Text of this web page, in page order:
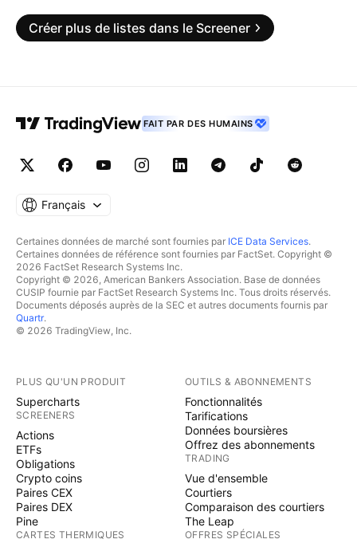
Créer plus de listes dans le Screener
FAIT PAR DES HUMAINS
Français
Certaines données de marché sont fournies par ICE Data Services.
Certaines données de référence sont fournies par FactSet. Copyright ©
2026 FactSet Research Systems Inc.
Copyright © 2026, American Bankers Association. Base de données
CUSIP fournie par FactSet Research Systems Inc. Tous droits réservés.
Documents déposés auprès de la SEC et autres documents fournis par
Quartr.
© 2026 TradingView, Inc.
PLUS QU'UN PRODUIT
Supercharts
SCREENERS
Actions
ETFs
Obligations
Crypto coins
Paires CEX
Paires DEX
Pine
CARTES THERMIQUES
OUTILS & ABONNEMENTS
Fonctionnalités
Tarifications
Données boursières
Offrez des abonnements
TRADING
Vue d'ensemble
Courtiers
Comparaison des courtiers
The Leap
OFFRES SPÉCIALES